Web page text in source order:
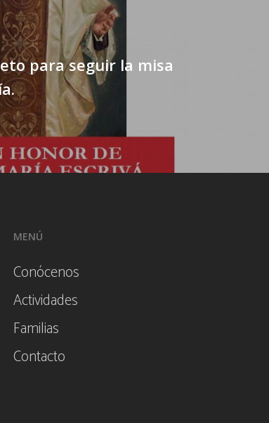
para seguir la misa
MENÚ
Conócenos
Actividades
Familias
Contacto